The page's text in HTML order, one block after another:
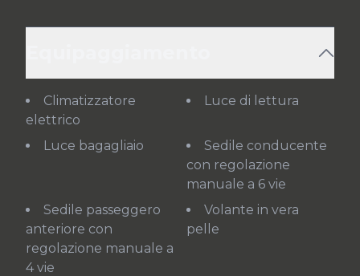
Climatizzatore
elettrico
Luce di lettura
Luce bagagliaio
Sedile conducente
con regolazione
manuale a 6 vie
Sedile passeggero
anteriore con
regolazione manuale a
4 vie
Volante in vera
pelle